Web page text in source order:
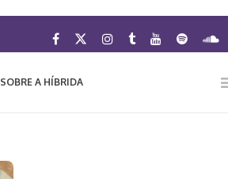
SOBRE A HÍBRIDA